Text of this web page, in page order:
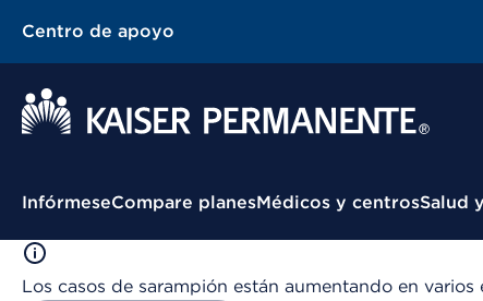
Centro de apoyo
Menú contextual
InfórmeseCompare planesMédicos y centrosSalud
Los casos de sarampión están aumentando en